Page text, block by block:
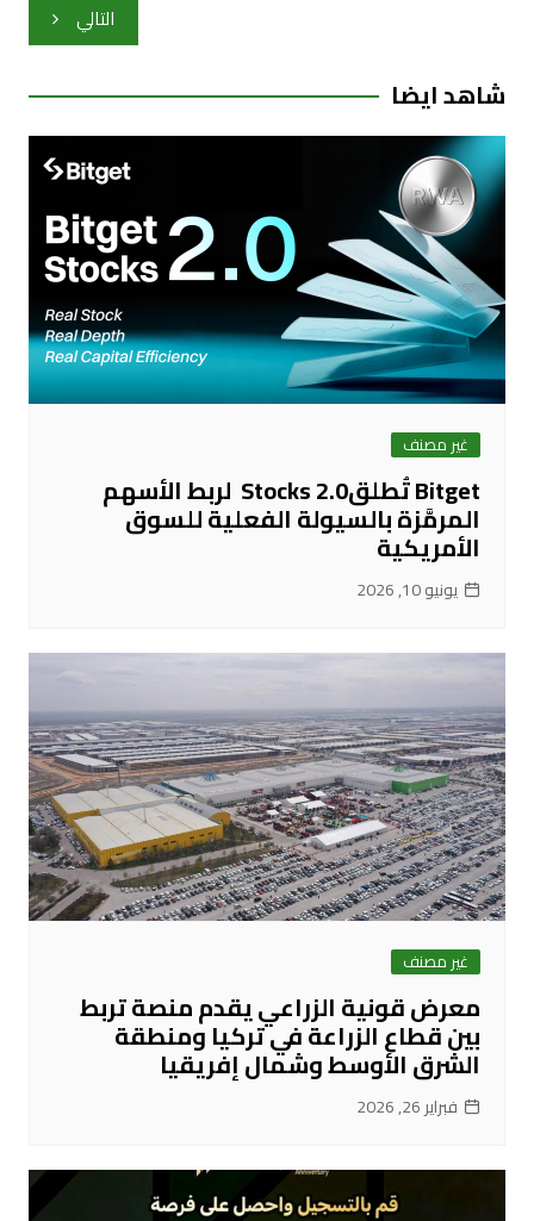
التالي
شاهد ايضا
غير مصنف
Bitget تُطلقStocks 2.0 لربط الأسهم
المرمَّزة بالسيولة الفعلية للسوق
الأمريكية
يونيو 10, 2026
غير مصنف
معرض قونية الزراعي يقدم منصة تربط
بين قطاع الزراعة في تركيا ومنطقة
الشرق الأوسط وشمال إفريقيا
فبراير 26, 2026